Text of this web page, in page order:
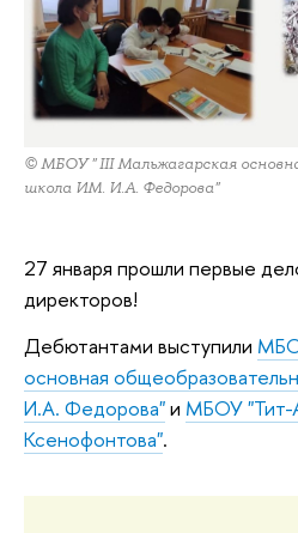
© МБОУ " III Мальжагарская
школа ИМ. И.А. Федорова"
27 января прошли первые
директоров!
Дебютантами выступили
основная
И.А. Федорова"и МБОУ "Тит-
Ксенофонтова".